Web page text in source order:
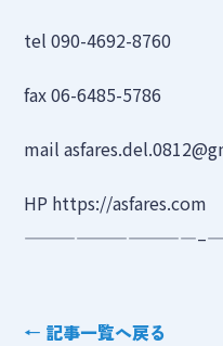
tel 090-4692-8760
fax 06-6485-5786
mail
HP https://asfares.com
← 記事一覧へ戻る